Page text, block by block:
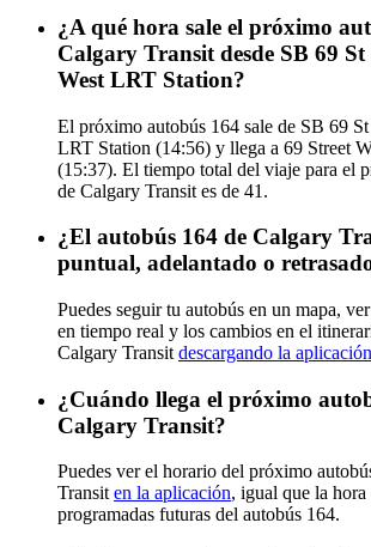
¿A qué hora sale el próximo
Calgary Transit desde SB 69 St
West LRT Station?
El próximo autobús 164 sale de SB 69
LRT Station (14:56) y llega a 69 Street
(15:37). El tiempo total del viaje para el
de Calgary Transit es de 41.
¿El autobús 164 de Calgary
puntual, adelantado o
Puedes seguir tu autobús en un mapa,
en tiempo real y los cambios en el
Calgary Transit descargando la aplicación
¿Cuándo llega el próximo
Calgary Transit?
Puedes ver el horario del próximo
Transit en la aplicación, igual que la hora
programadas futuras del autobús 164.